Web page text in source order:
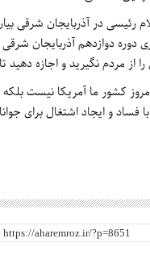
رئیسی در آذربایجان شرقی
دوره دوازدهم آذربایجان
از مردم نگیرید و اجازه
کشور ما آمریکا نیست
فساد و ایجاد اشتغال برای